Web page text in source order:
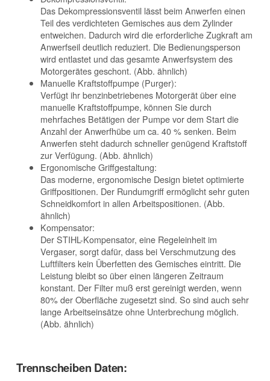
Das Dekompressionsventil lässt beim Anwerfen einen
Teil des verdichteten Gemisches aus dem Zylinder
entweichen. Dadurch wird die erforderliche Zugkraft am
Anwerfseil deutlich reduziert. Die Bedienungsperson
wird entlastet und das gesamte Anwerfsystem des
Motorgerätes geschont. (Abb. ähnlich)
Manuelle Kraftstoffpumpe (Purger):
Verfügt ihr benzinbetriebenes Motorgerät über eine
manuelle Kraftstoffpumpe, können Sie durch
mehrfaches Betätigen der Pumpe vor dem Start die
Anzahl der Anwerfhübe um ca. 40 % senken. Beim
Anwerfen steht dadurch schneller genügend Kraftstoff
zur Verfügung. (Abb. ähnlich)
Ergonomische Griffgestaltung:
Das moderne, ergonomische Design bietet optimierte
Griffpositionen. Der Rundumgriff ermöglicht sehr guten
Schneidkomfort in allen Arbeitspositionen. (Abb.
ähnlich)
Kompensator:
Der STIHL-Kompensator, eine Regeleinheit im
Vergaser, sorgt dafür, dass bei Verschmutzung des
Luftfilters kein Überfetten des Gemisches eintritt. Die
Leistung bleibt so über einen längeren Zeitraum
konstant. Der Filter muß erst gereinigt werden, wenn
80% der Oberfläche zugesetzt sind. So sind auch sehr
lange Arbeitseinsätze ohne Unterbrechung möglich.
(Abb. ähnlich)
Trennscheiben Daten: